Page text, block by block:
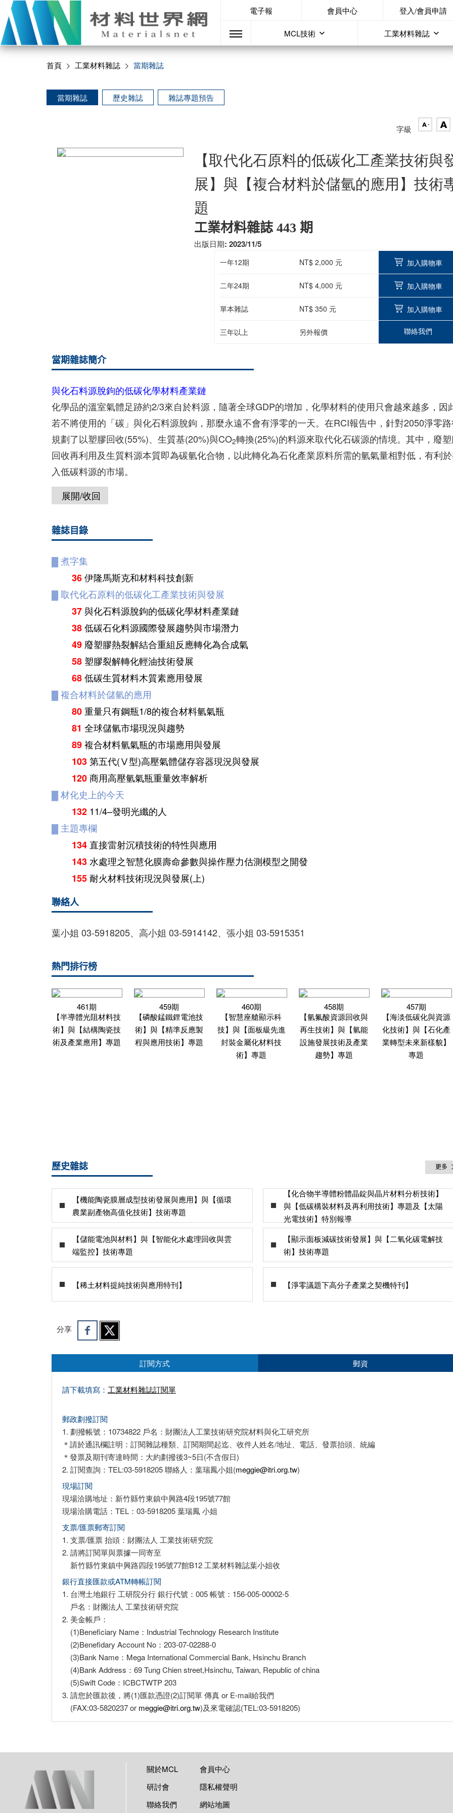
電子報 會員中心 登入/會員申請
MCL技術 工業材料雜誌
首頁 工業材料雜誌 當期雜誌
當期雜誌 歷史雜誌 雜誌專題預告
字級
【取代化石原料的低碳化工產業技術與
展】與【複合材料於儲氫的應用】技術
題
工業材料雜誌 443 期
出版日期: 2023/11/5
一年12期 NT$ 2,000 元 加入購物車
二年24期 NT$ 4,000 元 加入購物車
單本雜誌 NT$ 350 元 加入購物車
三年以上 另外報價 聯絡我們
當期雜誌簡介
與化石料源脫鉤的低碳化學材料產業鏈
化學品的溫室氣體足跡約2/3來自於料源，隨著全球GDP的增加，化學材料的使用只會越來越多，因
若不將使用的「碳」與化石料源脫鉤，那麼永遠不會有淨零的一天。在RCI報告中，針對2050淨零
規劃了以塑膠回收(55%)、生質基(20%)與CO2轉換(25%)的料源來取代化石碳源的情境。其中，廢
回收再利用及生質料源本質即為碳氫化合物，以此轉化為石化產業原料所需的氫氣量相對低，有利
入低碳料源的市場。
展開/收回
雜誌目錄
▓煮字集
36伊隆馬斯克和材料科技創新
▓取代化石原料的低碳化工產業技術與發展
37與化石料源脫鉤的低碳化學材料產業鏈
38低碳石化料源國際發展趨勢與市場潛力
49 廢塑膠熱裂解結合重組反應轉化為合成氣
58 塑膠裂解轉化輕油技術發展
68低碳生質材料木質素應用發展
▓複合材料於儲氫的應用
80重量只有鋼瓶1/8的複合材料氫氣瓶
81 全球儲氫市場現況與趨勢
89複合材料氫氣瓶的市場應用與發展
103第五代(Ⅴ型)高壓氣體儲存容器現況與發展
120商用高壓氫氣瓶重量效率解析
▓材化史上的今天
132 11/4–發明光纖的人
▓ 主題專欄
134 直接雷射沉積技術的特性與應用
143 水處理之智慧化膜壽命參數與操作壓力估測模型之開發
155 耐火材料技術現況與發展(上)
聯絡人
葉小姐 03-5918205、高小姐 03-5914142、張小姐 03-5915351
熱門排行榜
461期
【半導體光阻材料技
術】與【結構陶瓷技
術及產業應用】專題
459期
【磷酸錳鐵鋰電池技
術】與【精準反應製
程與應用技術】專題
460期
【智慧座艙顯示科
技】與【面板級先進
封裝金屬化材料技
術】專題
458期
【氫氟酸資源回收與
再生技術】與【氫能
設施發展技術及產業
趨勢】專題
457期
【海淡低碳化與資源
化技術】與【石化產
業轉型未來新樣貌】
專題
歷史雜誌 更多
【機能陶瓷膜層成型技術發展與應用】與【循環
農業副產物高值化技術】技術專題
【化合物半導體粉體晶錠與晶片材料分析技術】
與【低碳構裝材料及再利用技術】專題及【太陽
光電技術】特別報導
【儲能電池與材料】與【智能化水處理回收與雲
端監控】技術專題
【顯示面板減碳技術發展】與【二氧化碳電解技
術】技術專題
【稀土材料提純技術與應用特刊】 【淨零議題下高分子產業之契機特刊】
分享
訂閱方式 郵資
請下載填寫： 工業材料雜誌訂閱單
郵政劃撥訂閱
1. 劃撥帳號：10734822 戶名：財團法人工業技術研究院材料與化工研究所
＊請於通訊欄註明：訂閱雜誌種類、訂閱期間起迄、收件人姓名/地址、電話、發票抬頭、統編
＊發票及期刊寄達時間：大約劃撥後3~5日(不含假日)
2. 訂閱查詢：TEL:03-5918205 聯絡人：葉瑞鳳小姐(meggie@itri.org.tw)
現場訂閱
現場洽購地址：新竹縣竹東鎮中興路4段195號77館
現場洽購電話：TEL：03-5918205 葉瑞鳳 小姐
支票/匯票郵寄訂閱
1. 支票/匯票 抬頭：財團法人 工業技術研究院
2. 請將訂閱單與票據一同寄至
新竹縣竹東鎮中興路四段195號77館B12 工業材料雜誌葉小姐收
銀行直接匯款或ATM轉帳訂閱
1. 台灣土地銀行 工研院分行 銀行代號：005 帳號：156-005-00002-5
戶名：財團法人 工業技術研究院
2. 美金帳戶：
(1)Beneficiary Name：Industrial Technology Research Institute
(2)Benefidary Account No：203-07-02288-0
(3)Bank Name：Mega International Commercial Bank, Hsinchu Branch
(4)Bank Address：69 Tung Chien street,Hsinchu, Taiwan, Republic of china
(5)Swift Code：ICBCTWTP 203
3. 請您於匯款後，將(1)匯款憑證(2)訂閱單 傳真 or E-mail給我們
(FAX:03-5820237 or meggie@itri.org.tw)及來電確認(TEL:03-5918205)
關於MCL
會員中心
研討會
隱私權聲明
聯絡我們
網站地圖